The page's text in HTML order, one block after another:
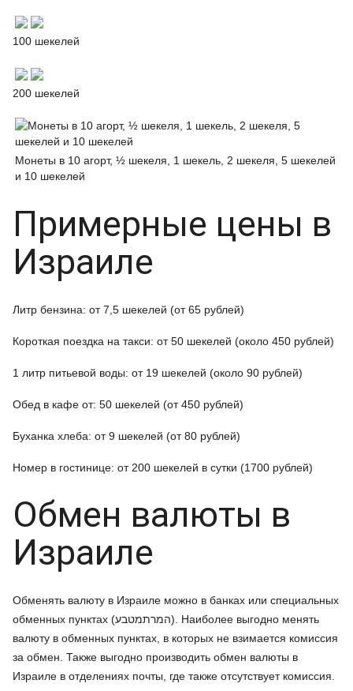
100 шекелей
200 шекелей
Монеты в 10 агорт, ½ шекеля, 1 шекель, 2 шекеля, 5 шекелей
и 10 шекелей
Примерные цены в
Израиле
Литр бензина: от 7,5 шекелей (от 65 рублей)
Короткая поездка на такси: от 50 шекелей (около 450 рублей)
1 литр питьевой воды: от 19 шекелей (около 90 рублей)
Обед в кафе от: 50 шекелей (от 450 рублей)
Буханка хлеба: от 9 шекелей (от 80 рублей)
Номер в гостинице: от 200 шекелей в сутки (1700 рублей)
Обмен валюты в
Израиле
Обменять валюту в Израиле можно в банках или специальных
обменных пунктах (המרתמטבע). Наиболее выгодно менять
валюту в обменных пунктах, в которых не взимается комиссия
за обмен. Также выгодно производить обмен валюты в
Израиле в отделениях почты, где также отсутствует комиссия.